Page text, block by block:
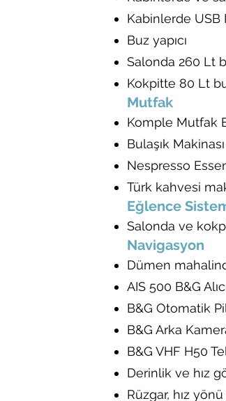
Kabinlerde USB
Buz yapıcı
Salonda 260 Lt
Kokpitte 80 Lt
Mutfak
Komple Mutfak
Bulaşık
Nespresso
Türk kahvesi
Eğlence
Salonda ve
Navigasyon
Dümen
AIS 500 B&G
B&G Otomatik
B&G Arka
B&G VHF H50
Derinlik ve hız
Rüzgar, hız